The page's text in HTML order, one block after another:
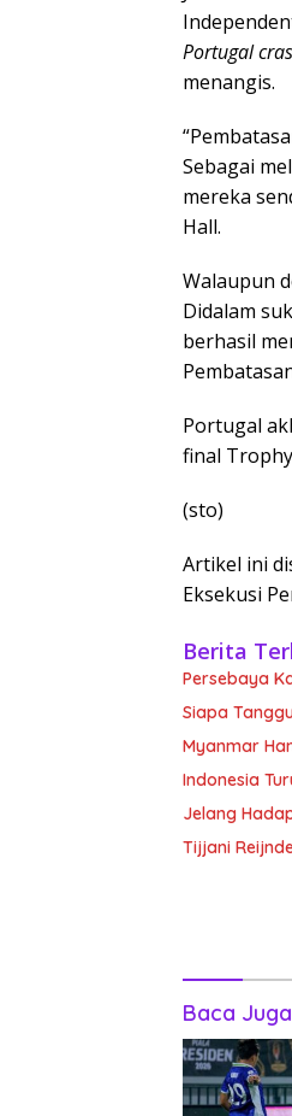
Portugal
menangis.
Sebagai
mereka
Hall.
Walaupun
Didalam
berhasil
Portugal
final
(sto)
Artikel ini
Eksekusi
Berita
Persebaya
Siapa
Myanmar
Indonesia
Jelang
Tijjani
Baca Juga